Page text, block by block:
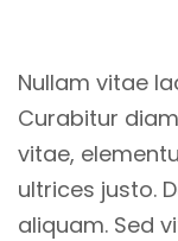
Nullam vitae
Curabitur
vitae,
ultrices justo.
aliquam. Sed